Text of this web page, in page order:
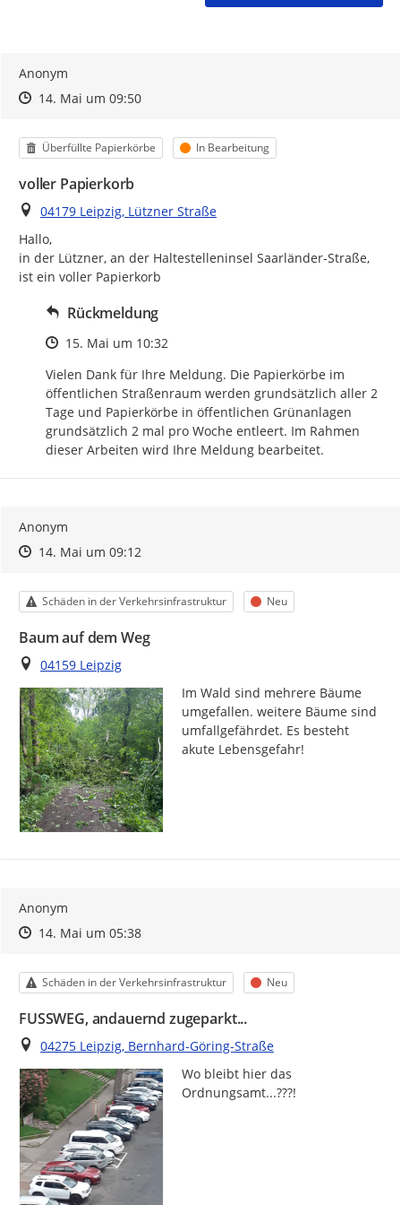
Anonym
Zeitpunkt des Erstellens
Zeitpunkt des Erstellens
14. Mai um 09:50Zur Äußerung
Kategorie
Überfüllte Papierkörbe Status
In Bearbeitung
voller Papierkorb
Ort
04179 Leipzig, Lützner Straße
Hallo,
in der Lützner, an der Haltestelleninsel Saarländer-Straße,
ist ein voller Papierkorb
Rückmeldung
Zeitpunkt des Erstellens
15. Mai um 10:32
Vielen Dank für Ihre Meldung. Die Papierkörbe im
öffentlichen Straßenraum werden grundsätzlich aller 2
Tage und Papierkörbe in öffentlichen Grünanlagen
grundsätzlich 2 mal pro Woche entleert. Im Rahmen
dieser Arbeiten wird Ihre Meldung bearbeitet.
Anonym
Zeitpunkt des Erstellens
Zeitpunkt des Erstellens
14. Mai um 09:12Zur Äußerung
Kategorie
Schäden in der Verkehrsinfrastruktur Status
Neu
Baum auf dem Weg
Ort
04159 Leipzig
Im Wald sind mehrere Bäume
umgefallen. weitere Bäume sind
umfallgefährdet. Es besteht
akute Lebensgefahr!
Anonym
Zeitpunkt des Erstellens
Zeitpunkt des Erstellens
14. Mai um 05:38Zur Äußerung
Kategorie
Schäden in der Verkehrsinfrastruktur Status
Neu
FUSSWEG, andauernd zugeparkt...
Ort
04275 Leipzig, Bernhard-Göring-Straße
Wo bleibt hier das
Ordnungsamt...???!